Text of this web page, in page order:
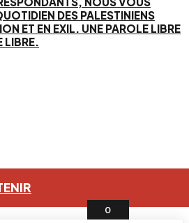
DES PALESTINIENS
ET EN EXIL. UNE PAROLE LIBRE
LIBRE.
0